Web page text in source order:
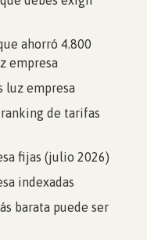
ahorró 4.800
empresa
luz empresa
de tarifas
fijas (julio 2026)
indexadas
barata puede ser